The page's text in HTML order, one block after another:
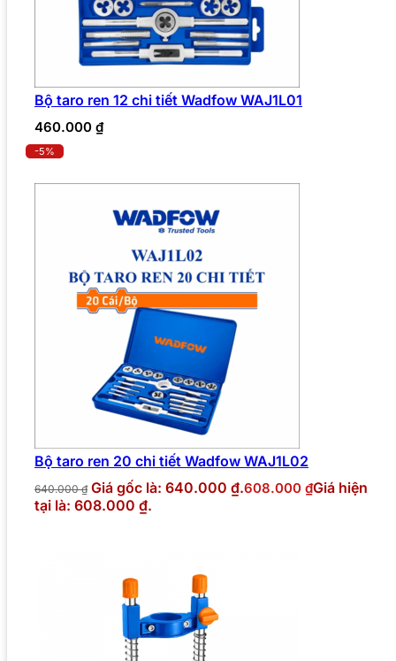
Bộ taro ren 12 chi tiết Wadfow WAJ1L01
460.000 ₫
-5%
Bộ taro ren 20 chi tiết Wadfow WAJ1L02
640.000₫ Giá gốc là: 640.000 ₫.608.000 ₫Giá hiện
tại là: 608.000 ₫.